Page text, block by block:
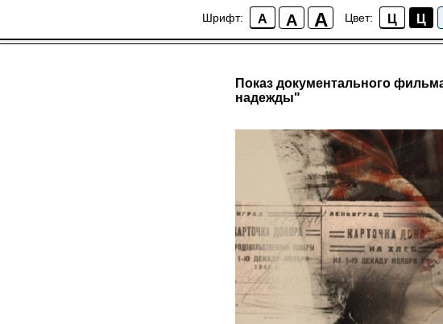
Шрифт: A A A Цвет: Ц Ц
Показ документального
надежды"